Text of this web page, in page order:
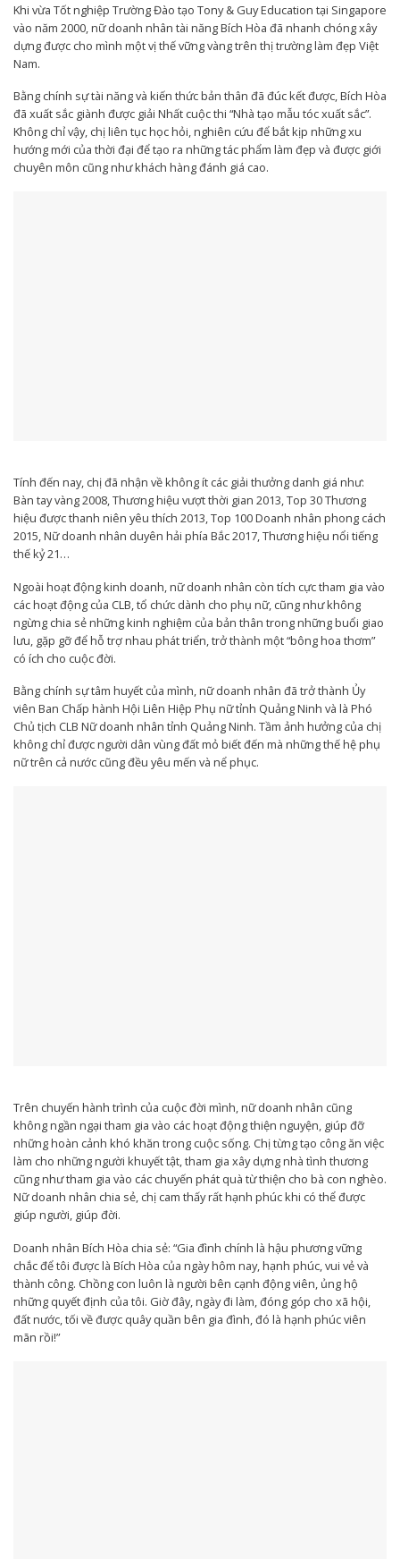
Khi vừa Tốt nghiệp Trường Đào tạo Tony & Guy Education tại Singapore
vào năm 2000, nữ doanh nhân tài năng Bích Hòa đã nhanh chóng xây
dựng được cho mình một vị thế vững vàng trên thị trường làm đẹp Việt
Nam.
Bằng chính sự tài năng và kiến thức bản thân đã đúc kết được, Bích Hòa
đã xuất sắc giành được giải Nhất cuộc thi “Nhà tạo mẫu tóc xuất sắc”.
Không chỉ vậy, chị liên tục học hỏi, nghiên cứu để bắt kịp những xu
hướng mới của thời đại để tạo ra những tác phẩm làm đẹp và được giới
chuyên môn cũng như khách hàng đánh giá cao.
Tính đến nay, chị đã nhận về không ít các giải thưởng danh giá như:
Bàn tay vàng 2008, Thương hiệu vượt thời gian 2013, Top 30 Thương
hiệu được thanh niên yêu thích 2013, Top 100 Doanh nhân phong cách
2015, Nữ doanh nhân duyên hải phía Bắc 2017, Thương hiệu nổi tiếng
thế kỷ 21…
Ngoài hoạt động kinh doanh, nữ doanh nhân còn tích cực tham gia vào
các hoạt động của CLB, tổ chức dành cho phụ nữ, cũng như không
ngừng chia sẻ những kinh nghiệm của bản thân trong những buổi giao
lưu, gặp gỡ để hỗ trợ nhau phát triển, trở thành một “bông hoa thơm”
có ích cho cuộc đời.
Bằng chính sự tâm huyết của mình, nữ doanh nhân đã trở thành Ủy
viên Ban Chấp hành Hội Liên Hiệp Phụ nữ tỉnh Quảng Ninh và là Phó
Chủ tịch CLB Nữ doanh nhân tỉnh Quảng Ninh. Tầm ảnh hưởng của chị
không chỉ được người dân vùng đất mỏ biết đến mà những thế hệ phụ
nữ trên cả nước cũng đều yêu mến và nể phục.
Trên chuyến hành trình của cuộc đời mình, nữ doanh nhân cũng
không ngần ngại tham gia vào các hoạt động thiện nguyện, giúp đỡ
những hoàn cảnh khó khăn trong cuộc sống. Chị từng tạo công ăn việc
làm cho những người khuyết tật, tham gia xây dựng nhà tình thương
cũng như tham gia vào các chuyến phát quà từ thiện cho bà con nghèo.
Nữ doanh nhân chia sẻ, chị cam thấy rất hạnh phúc khi có thể được
giúp người, giúp đời.
Doanh nhân Bích Hòa chia sẻ: “Gia đình chính là hậu phương vững
chắc để tôi được là Bích Hòa của ngày hôm nay, hạnh phúc, vui vẻ và
thành công. Chồng con luôn là người bên cạnh động viên, ủng hộ
những quyết định của tôi. Giờ đây, ngày đi làm, đóng góp cho xã hội,
đất nước, tối về được quây quần bên gia đình, đó là hạnh phúc viên
mãn rồi!”